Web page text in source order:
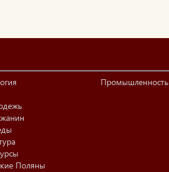
Поляны
Промышленность